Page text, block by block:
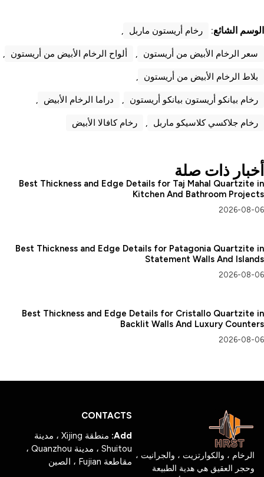
الوسم الشائع: رخام أريستون ماربل ,
سعر الرخام الأبيض من أريستون , ألواح الرخام الأبيض من أريستون ,
بلاط الرخام الأبيض من أريستون ,
رخام بيانكو أريستون بيانكو أريستون , دراما الرخام الأبيض ,
رخام جلاكسي كلاسيكو ماربل , رخام كافالا الأبيض
أخبار ذات صلة
Best Thickness and Edge Details for Taj Mahal Quartzite in
Kitchen And Bathroom Projects
2026-08-06
Best Thickness and Edge Details for Patagonia Quartzite in
Statement Walls And Islands
2026-08-06
Best Thickness and Edge Details for Cristallo Quartzite in
Backlit Walls And Luxury Counters
2026-08-06
الرخام ، والكوارتزيت ، والجرانيت ،
وحجر العقيق هي هدية الطبيعة
CONTACTS
Add:
منطقة Xijing ، مدينة
Shuitou ، مدينة Quanzhou ،
مقاطعة Fujian ، الصين